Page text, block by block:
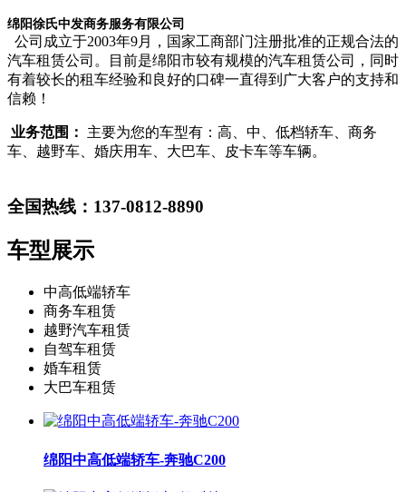
绵阳徐氏中发商务服务有限公司
公司成立于2003年9月，国家工商部门注册批准的正规合法的
汽车租赁公司。目前是绵阳市较有规模的汽车租赁公司，同时
有着较长的租车经验和良好的口碑一直得到广大客户的支持和
信赖！
业务范围：
主要为您的车型有：高、中、低档轿车、商务
车、越野车、婚庆用车、大巴车、皮卡车等车辆。
全国热线：137-0812-8890
车型展示
中高低端轿车
商务车租赁
越野汽车租赁
自驾车租赁
婚车租赁
大巴车租赁
绵阳中高低端轿车-奔驰C200